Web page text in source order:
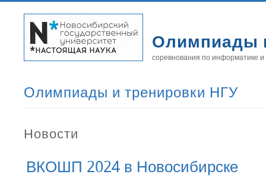
Олимпиады
соревнования по информатике
Олимпиады и тренировки НГУ
Новости
ВКОШП 2024 в Новосибирске